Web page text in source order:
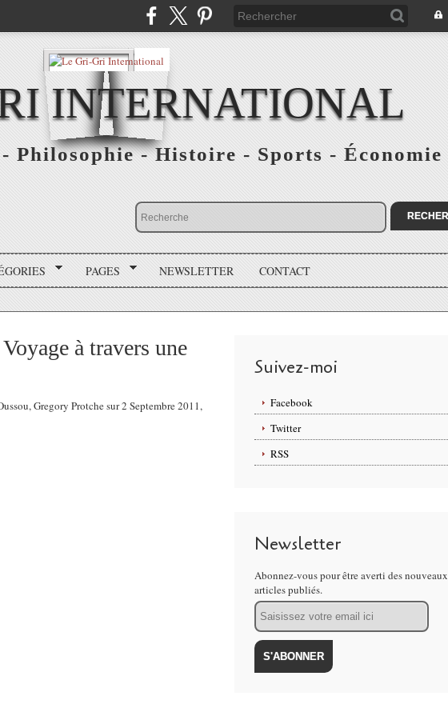
INTERNATIONAL
- Histoire - Sports - Économie
PAGES NEWSLETTER CONTACT
à travers une
Gregory Protche sur 2 Septembre 2011,
Suivez-moi
Facebook
Twitter
RSS
Newsletter
Abonnez-vous pour être averti des nouveaux
articles publiés.
Email